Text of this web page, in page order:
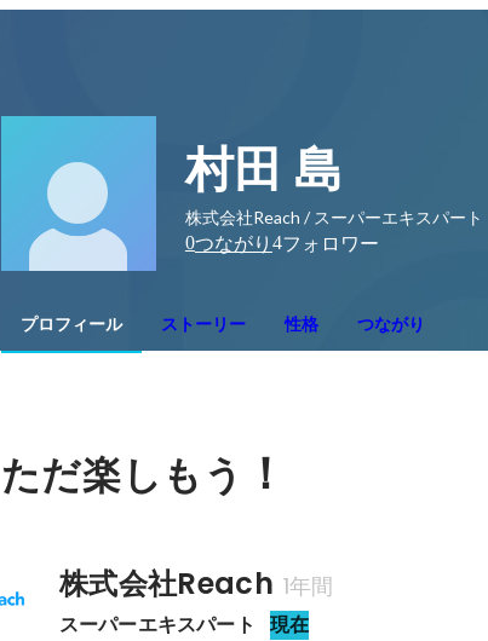
村田 島
株式会社Reach / スーパーエキスパート
0つながり 4フォロワー
プロフィール ストーリー 性格 つながり
ただ楽しもう ！
株式会社Reach 1年間
スーパーエキスパート 現在